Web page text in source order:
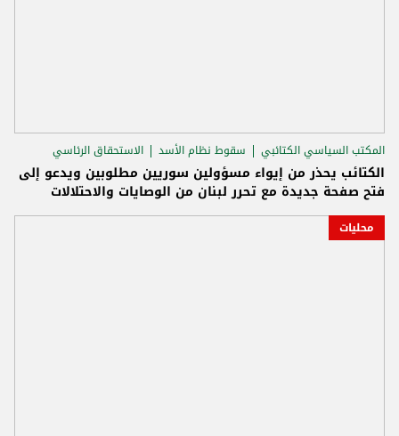
المكتب السياسي الكتائبي سقوط نظام الأسد الاستحقاق الرئاسي
الكتائب يحذر من إيواء مسؤولين سوريين مطلوبين ويدعو إلى
فتح صفحة جديدة مع تحرر لبنان من الوصايات والاحتلالات
محليات